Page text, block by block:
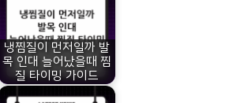
냉찜질이 먼저일까 발
목 인대 늘어났을때 찜
질 타이밍 가이드